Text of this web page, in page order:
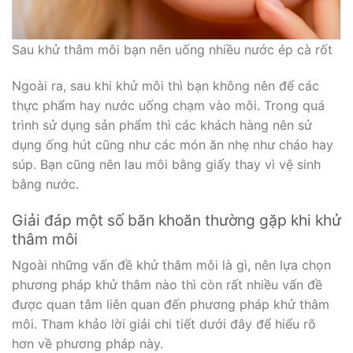
Sau khử thâm môi bạn nên uống nhiều nước ép cà rốt
Ngoài ra, sau khi khử môi thì bạn không nên để các
thực phẩm hay nước uống chạm vào môi. Trong quá
trình sử dụng sản phẩm thì các khách hàng nên sử
dụng ống hút cũng như các món ăn nhẹ như cháo hay
súp. Bạn cũng nên lau môi bằng giấy thay vì vệ sinh
bằng nước.
Giải đáp một số băn khoăn thường gặp khi khử
thâm môi
Ngoài những vấn đề khử thâm môi là gì, nên lựa chọn
phương pháp khử thâm nào thì còn rất nhiều vấn đề
được quan tâm liên quan đến phương pháp khử thâm
môi. Tham khảo lời giải chi tiết dưới đây để hiểu rõ
hơn về phương pháp này.